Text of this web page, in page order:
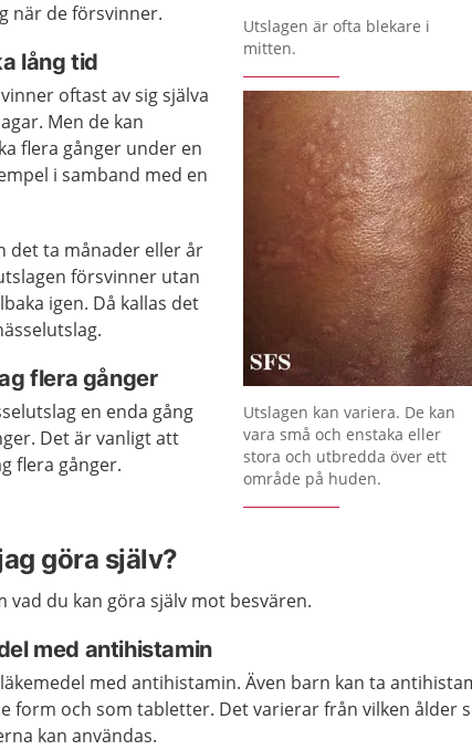
Förstora bilden
Utslagen är ofta blekare i
mitten.
Förstora bilden
Utslagen kan variera. De kan
vara små och enstaka eller
stora och utbredda över ett
område på huden.
när de försvinner.
lång tid
oftast av sig själva
Men de kan
flera gånger under en
i samband med en
det ta månader eller år
försvinner utan
igen. Då kallas det
flera gånger
en enda gång
Det är vanligt att
flera gånger.
göra själv?
vad du kan göra själv mot besvären.
med antihistamin
med antihistamin. Även barn kan ta
form och som tabletter. Det varierar från vilken ålder
kan användas.